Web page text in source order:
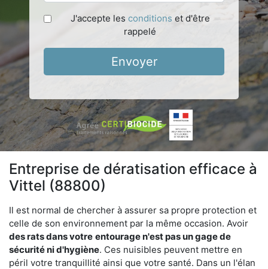
J'accepte les conditions et d'être
rappelé
Envoyer
Entreprise de dératisation efficace à
Vittel (88800)
Il est normal de chercher à assurer sa propre protection et
celle de son environnement par la même occasion. Avoir
des rats dans votre entourage n'est pas un gage de
sécurité ni d'hygiène. Ces nuisibles peuvent mettre en
péril votre tranquillité ainsi que votre santé. Dans un l'élan